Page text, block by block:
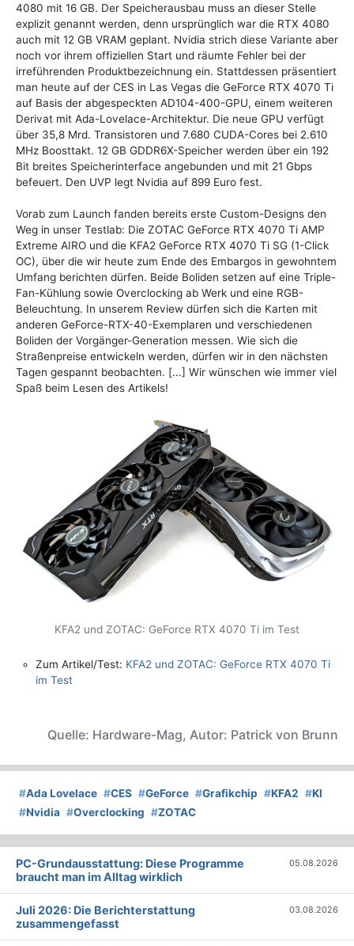
4080 mit 16 GB. Der Speicherausbau muss an dieser Stelle
explizit genannt werden, denn ursprünglich war die RTX 4080
auch mit 12 GB VRAM geplant. Nvidia strich diese Variante aber
noch vor ihrem offiziellen Start und räumte Fehler bei der
irreführenden Produktbezeichnung ein. Stattdessen präsentiert
man heute auf der CES in Las Vegas die GeForce RTX 4070 Ti
auf Basis der abgespeckten AD104-400-GPU, einem weiteren
Derivat mit Ada-Lovelace-Architektur. Die neue GPU verfügt
über 35,8 Mrd. Transistoren und 7.680 CUDA-Cores bei 2.610
MHz Boosttakt. 12 GB GDDR6X-Speicher werden über ein 192
Bit breites Speicherinterface angebunden und mit 21 Gbps
befeuert. Den UVP legt Nvidia auf 899 Euro fest.
Vorab zum Launch fanden bereits erste Custom-Designs den
Weg in unser Testlab: Die ZOTAC GeForce RTX 4070 Ti AMP
Extreme AIRO und die KFA2 GeForce RTX 4070 Ti SG (1-Click
OC), über die wir heute zum Ende des Embargos in gewohntem
Umfang berichten dürfen. Beide Boliden setzen auf eine Triple-
Fan-Kühlung sowie Overclocking ab Werk und eine RGB-
Beleuchtung. In unserem Review dürfen sich die Karten mit
anderen GeForce-RTX-40-Exemplaren und verschiedenen
Boliden der Vorgänger-Generation messen. Wie sich die
Straßenpreise entwickeln werden, dürfen wir in den nächsten
Tagen gespannt beobachten. [...] Wir wünschen wie immer viel
Spaß beim Lesen des Artikels!
KFA2 und ZOTAC: GeForce RTX 4070 Ti im Test
Zum Artikel/Test: KFA2 und ZOTAC: GeForce RTX 4070 Ti
im Test
Quelle: Hardware-Mag, Autor: Patrick von Brunn
#Ada Lovelace #CES #GeForce #Grafikchip #KFA2 #KI
#Nvidia #Overclocking #ZOTAC
PC-Grundausstattung: Diese Programme
braucht man im Alltag wirklich
05.08.2026
Juli 2026: Die Bericht­erstattung
zusammengefasst
03.08.2026